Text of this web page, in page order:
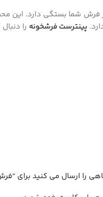
فرش شما بستگی دارد. این
پینترست فرشخونه را
می کنید برای “فرش آشپزخانه